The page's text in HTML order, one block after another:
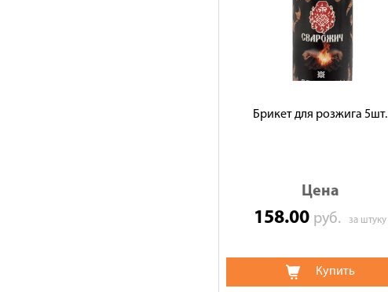
Брикет для розжига 5шт.
Цена
158.00 руб.за штуку
Купить